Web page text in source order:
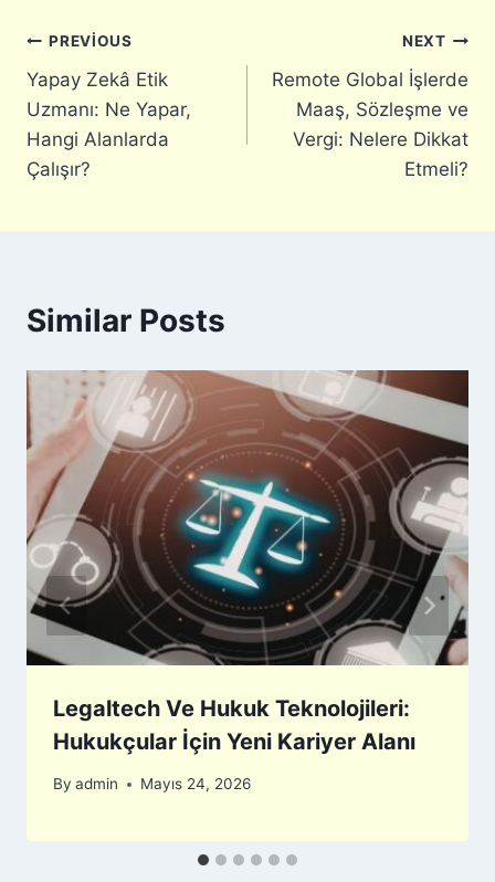
Yazı
gezinmesi
PREVIOUS
Yapay Zekâ Etik
Uzmanı: Ne Yapar,
Hangi Alanlarda
Çalışır?
NEXT
Remote Global İşlerde
Maaş, Sözleşme ve
Vergi: Nelere Dikkat
Etmeli?
Similar Posts
Legaltech Ve Hukuk Teknolojileri:
Hukukçular İçin Yeni Kariyer Alanı
By admin Mayıs 24, 2026